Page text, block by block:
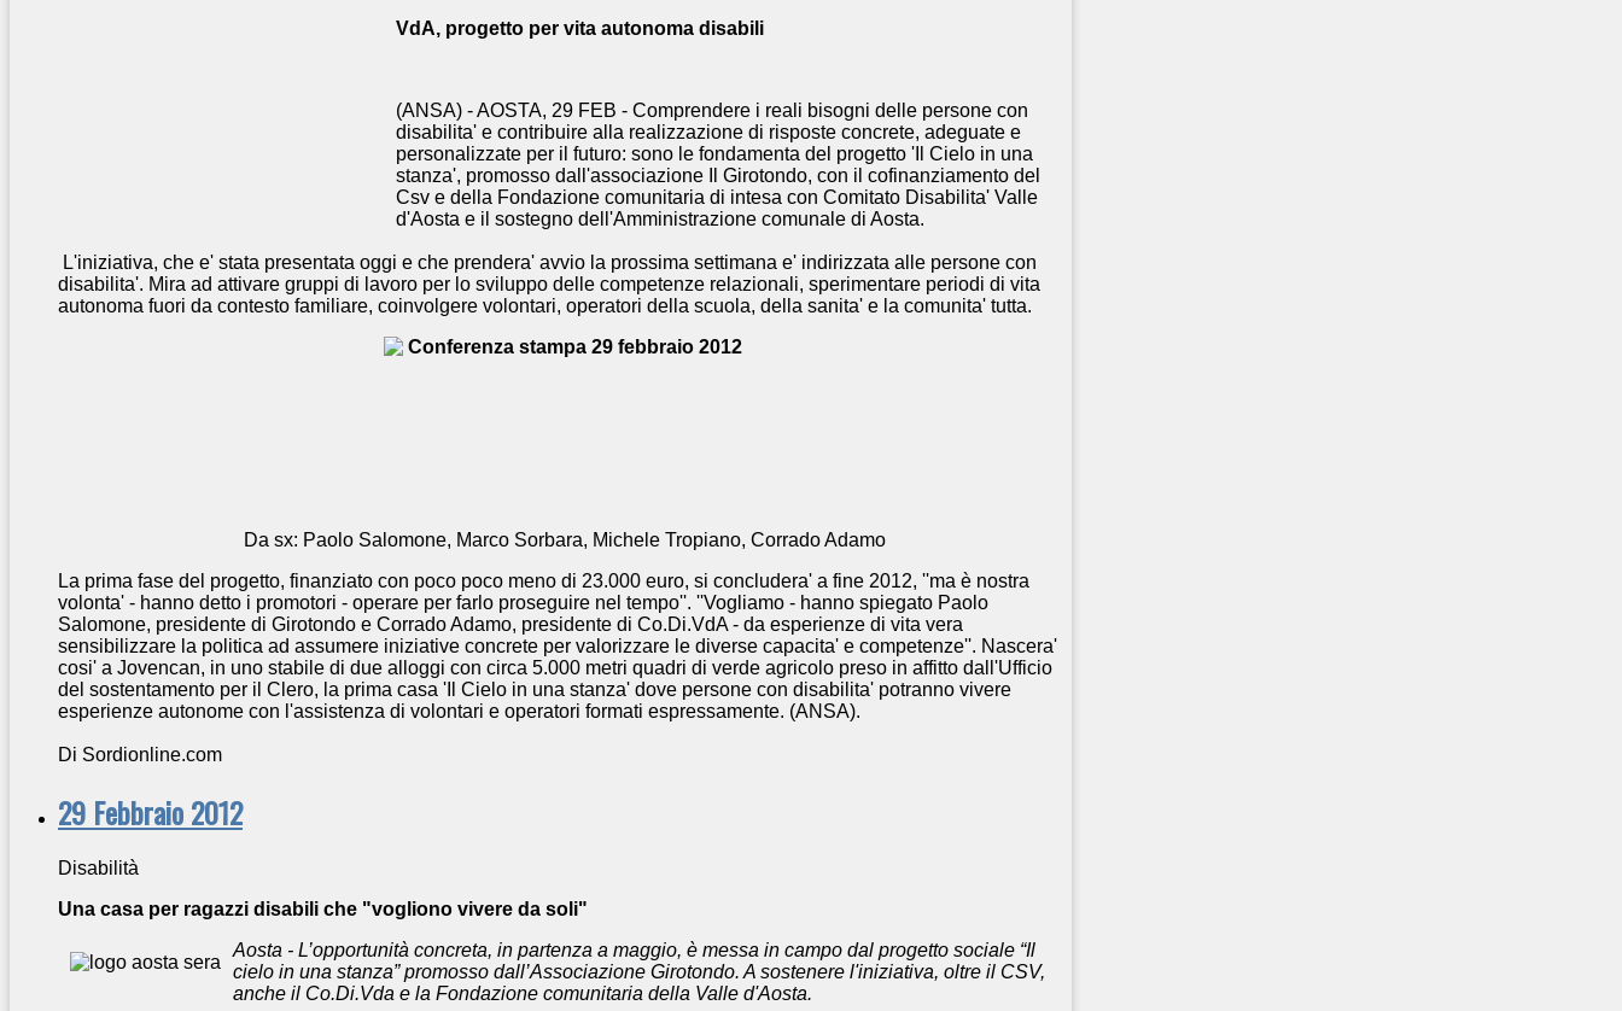
VdA, progetto per vita autonoma disabili
(ANSA) - AOSTA, 29 FEB - Comprendere i reali bisogni delle persone con
disabilita' e contribuire alla realizzazione di risposte concrete, adeguate e
personalizzate per il futuro: sono le fondamenta del progetto 'Il Cielo in una
stanza', promosso dall'associazione Il Girotondo, con il cofinanziamento del
Csv e della Fondazione comunitaria di intesa con Comitato Disabilita' Valle
d'Aosta e il sostegno dell'Amministrazione comunale di Aosta.
L'iniziativa, che e' stata presentata oggi e che prendera' avvio la prossima settimana e' indirizzata alle persone con
disabilita'. Mira ad attivare gruppi di lavoro per lo sviluppo delle competenze relazionali, sperimentare periodi di vita
autonoma fuori da contesto familiare, coinvolgere volontari, operatori della scuola, della sanita' e la comunita' tutta.
Da sx: Paolo Salomone, Marco Sorbara, Michele Tropiano, Corrado Adamo
La prima fase del progetto, finanziato con poco poco meno di 23.000 euro, si concludera' a fine 2012, ''ma è nostra
volonta' - hanno detto i promotori - operare per farlo proseguire nel tempo''. ''Vogliamo - hanno spiegato Paolo
Salomone, presidente di Girotondo e Corrado Adamo, presidente di Co.Di.VdA - da esperienze di vita vera
sensibilizzare la politica ad assumere iniziative concrete per valorizzare le diverse capacita' e competenze''. Nascera'
cosi' a Jovencan, in uno stabile di due alloggi con circa 5.000 metri quadri di verde agricolo preso in affitto dall'Ufficio
del sostentamento per il Clero, la prima casa 'Il Cielo in una stanza' dove persone con disabilita' potranno vivere
esperienze autonome con l'assistenza di volontari e operatori formati espressamente. (ANSA).
Di Sordionline.com
29 Febbraio 2012
Disabilità
Una casa per ragazzi disabili che "vogliono vivere da soli"
Aosta - L’opportunità concreta, in partenza a maggio, è messa in campo dal progetto sociale “Il
cielo in una stanza” promosso dall’Associazione Girotondo. A sostenere l'iniziativa, oltre il CSV,
anche il Co.Di.Vda e la Fondazione comunitaria della Valle d'Aosta.